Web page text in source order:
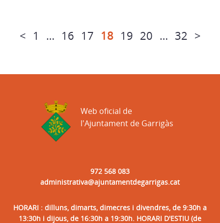
< 1 … 16 17 18 19 20 … 32 >
972 568 083
administrativa@ajuntamentdegarrigas.cat
HORARI : dilluns, dimarts, dimecres i divendres, de 9:30h a
13:30h i dijous, de 16:30h a 19:30h. HORARI D'ESTIU (de
Web oficial de
l'Ajuntament de Garrigàs